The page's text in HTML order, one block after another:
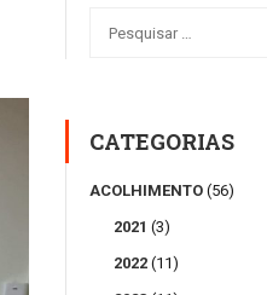
CATEGORIAS
ACOLHIMENTO (56)
2021 (3)
2022 (11)